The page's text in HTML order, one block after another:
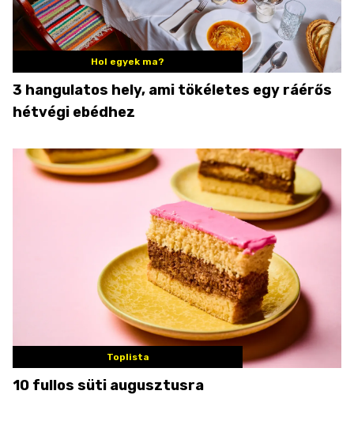
Hol egyek ma?
3 hangulatos hely, ami tökéletes egy ráérős
hétvégi ebédhez
Toplista
10 fullos süti augusztusra